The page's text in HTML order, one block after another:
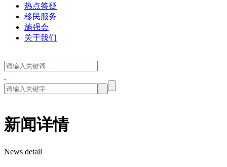
热点答疑
移民服务
施强会
关于我们
新闻详情
News detail